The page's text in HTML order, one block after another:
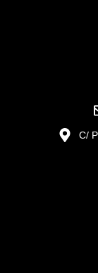
C/